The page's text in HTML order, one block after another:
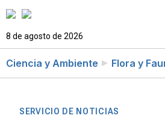
8 de agosto de 2026
Ciencia y Ambiente Flora y
SERVICIO DE NOTICIAS